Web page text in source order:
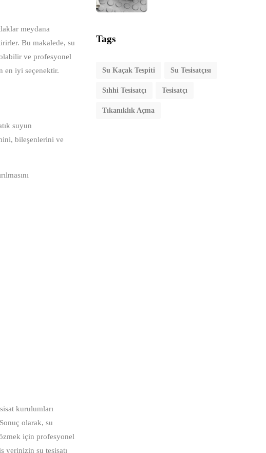
meydana
Bu makalede, su
olabilir ve profesyonel
en iyi seçenektir.
suyun
bileşenlerini ve
kurulumları
olarak, su
için profesyonel
yerinizin su tesisatı
Tags
Su Kaçak Tespiti Su Tesisatçısı
Sıhhi Tesisatçı Tesisatçı
Tıkanıklık Açma